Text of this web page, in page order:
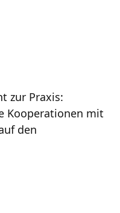
zur Praxis:
Kooperationen mit
den